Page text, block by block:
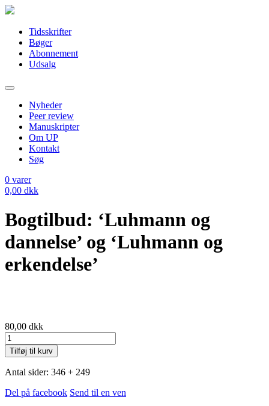
Tidsskrifter
Bøger
Abonnement
Udsalg
Nyheder
Peer review
Manuskripter
Om UP
Kontakt
Søg
0 varer
0,00 dkk
Bogtilbud: ‘Luhmann og
dannelse’ og ‘Luhmann og
erkendelse’
80,00 dkk
Bogtilbud:
'Luhmann
og
dannelse'
'Luhmann
Tilføj til kurv
Antal sider: 346 + 249
Del på facebook Send til en ven